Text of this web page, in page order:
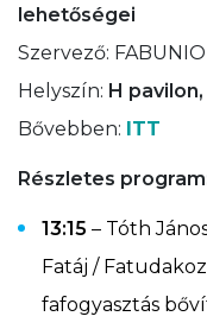
lehetőségei
Szervező:
Helyszín: H
Bővebben: ITT
Részletes
13:15 – Tóth
Fatáj /
fafogyasztás